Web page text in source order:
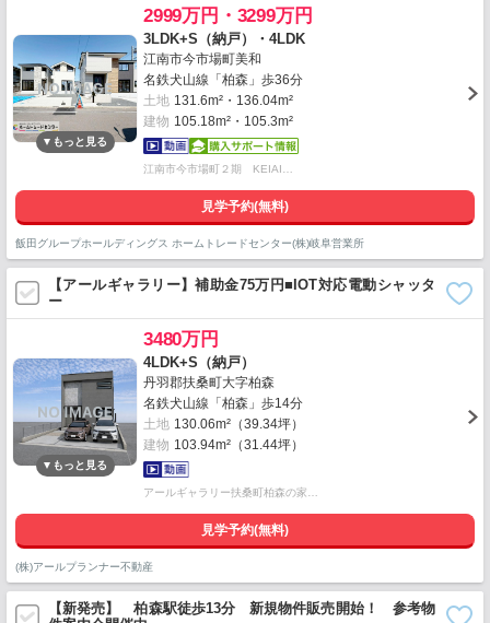
2999万円・3299万円
3LDK+S（納戸）・4LDK
江南市今市場町美和
名鉄犬山線「柏森」歩36分
土地 131.6m²・136.04m²
建物 105.18m²・105.3m²
江南市今市場町２期 KEIAI…
見学予約(無料)
飯田グループホールディングス ホームトレードセンター(株)岐阜営業所
【アールギャラリー】補助金75万円■IOT対応電動シャッタ
ー
3480万円
4LDK+S（納戸）
丹羽郡扶桑町大字柏森
名鉄犬山線「柏森」歩14分
土地 130.06m²（39.34坪）
建物 103.94m²（31.44坪）
アールギャラリー扶桑町柏森の家…
見学予約(無料)
(株)アールプランナー不動産
【新発売】 柏森駅徒歩13分 新規物件販売開始！ 参考物